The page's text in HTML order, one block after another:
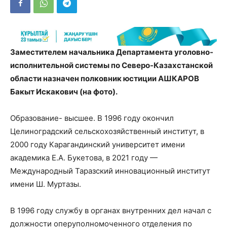
Заместителем начальника Департамента уголовно-
исполнительной системы по Северо-Казахстанской
области назначен полковник юстиции АШКАРОВ
Бакыт Искакович (на фото).
Образование- высшее. В 1996 году окончил
Целиноградский сельскохозяйственный институт, в
2000 году Карагандинский университет имени
академика Е.А. Букетова, в 2021 году —
Международный Таразский инновационный институт
имени Ш. Муртазы.
В 1996 году службу в органах внутренних дел начал с
должности оперуполномоченного отделения по